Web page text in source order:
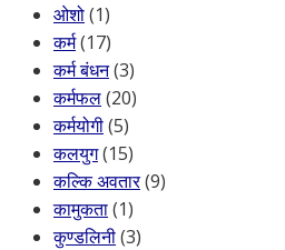
ओशो(1)
कर्म(17)
कर्म बंधन(3)
कर्मफल(20)
कर्मयोगी(5)
कलयुग(15)
कल्कि अवतार(9)
कामुकता(1)
कुण्डलिनी(3)